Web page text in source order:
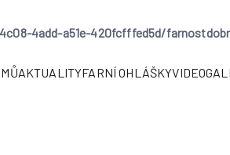
4add-a51e-420fcfffed5d/
AKTUALITYFARNÍ OHLÁŠKY